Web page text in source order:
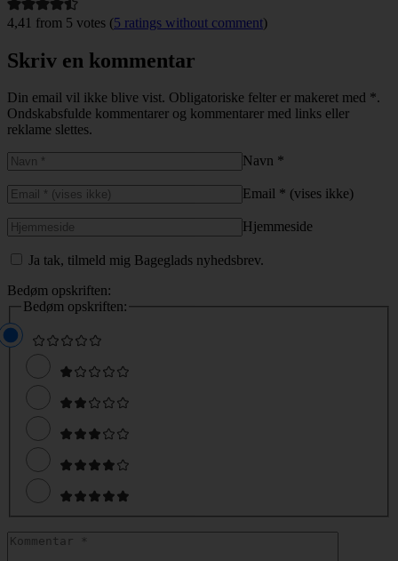
4,41 from 5 votes (5 ratings without comment)
Skriv en kommentar
Din email vil ikke blive vist. Obligatoriske felter er makeret med *.
Ondskabsfulde kommentarer og kommentarer med links eller
reklame slettes.
Navn *
Email * (vises ikke)
Hjemmeside
Ja tak, tilmeld mig Bageglads nyhedsbrev.
Bedøm opskriften:
Bedøm opskriften: